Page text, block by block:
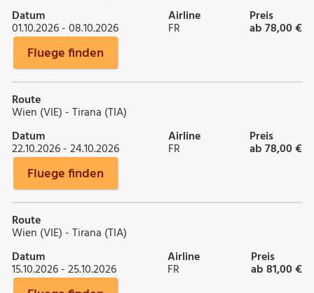
Datum
01.10.2026 - 08.10.2026
Airline
FR
Preis
ab 78,00 €
Fluege finden
Route
Wien (VIE) - Tirana (TIA)
Datum
22.10.2026 - 24.10.2026
Airline
FR
Preis
ab 78,00 €
Fluege finden
Route
Wien (VIE) - Tirana (TIA)
Datum
15.10.2026 - 25.10.2026
Airline
FR
Preis
ab 81,00 €